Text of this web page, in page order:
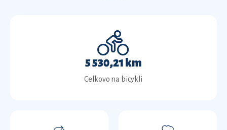
5 530,21 km
Celkovo na bicykli